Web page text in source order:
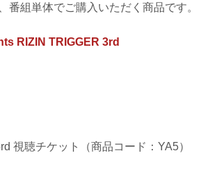
番組単体でご購入いただく商品です。
RIZIN TRIGGER 3rd
視聴チケット（商品コード：YA5）